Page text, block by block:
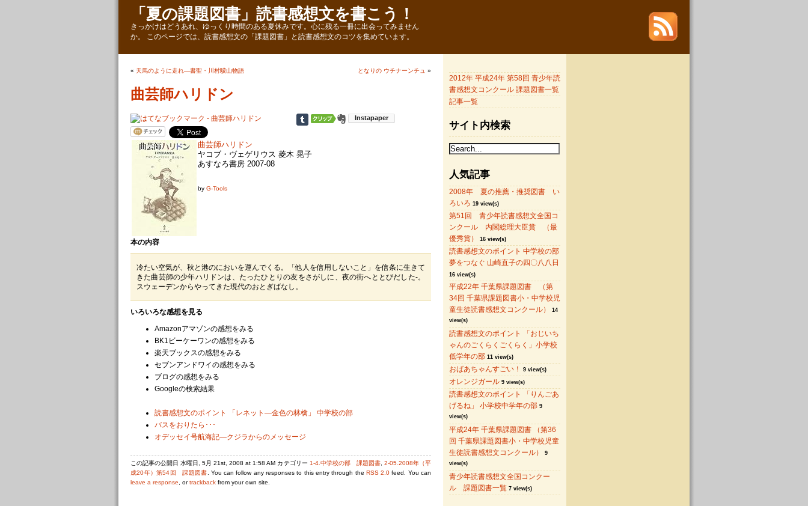
「夏の課題図書」読書感想文を書こう！
きっかけはどうあれ、ゆっくり時間のある夏休みです。心に残る一冊に出会ってみません
か。 このページでは、読書感想文の「課題図書」と読書感想文のコツを集めています。
« 天馬のように走れ―書聖・川村驥山物語 となりの ウチナーンチュ »
曲芸師ハリドン
曲芸師ハリドン
ヤコブ・ヴェゲリウス 菱木 晃子
あすなろ書房 2007-08
by G-Tools
本の内容
冷たい空気が、秋と港のにおいを運んでくる。「他人を信用しないこと」を信条に生きて
きた曲芸師の少年ハリドンは、たったひとりの友をさがしに、夜の街へととびだした-。
スウェーデンからやってきた現代のおとぎばなし。
いろいろな感想を見る
Amazonアマゾンの感想をみる
BK1ビーケーワンの感想をみる
楽天ブックスの感想をみる
セブンアンドワイの感想をみる
ブログの感想をみる
Googleの検索結果
読書感想文のポイント 「レネット―金色の林檎」 中学校の部
バスをおりたら･･･
オデッセイ号航海記―クジラからのメッセージ
この記事の公開日 水曜日, 5月 21st, 2008 at 1:58 AM カテゴリー 1-4.中学校の部 課題図書, 2-05.2008年（平
成20年）第54回 課題図書 . You can follow any responses to this entry through the RSS 2.0 feed. You can
leave a response , ortrackback from your own site.
2012年 平成24年 第58回 青少年読
書感想文コンクール 課題図書一覧
記事一覧
サイト内検索
人気記事
2008年 夏の推薦・推奨図書 い
ろいろ 19 view(s)
第51回 青少年読書感想文全国コ
ンクール 内閣総理大臣賞 （最
優秀賞）
16 view(s)
読書感想文のポイント 中学校の部
夢をつなぐ 山崎直子の四〇八八日
16 view(s)
平成22年 千葉県課題図書 （第
34回 千葉県課題図書小・中学校児
童生徒読書感想文コンクール）
14
view(s)
読書感想文のポイント 「おじいち
ゃんのごくらくごくらく」小学校
低学年の部 11 view(s)
おばあちゃんすごい！ 9 view(s)
オレンジガール 9 view(s)
読書感想文のポイント 「りんごあ
げるね」 小学校中学年の部 9
view(s)
平成24年 千葉県課題図書 （第36
回 千葉県課題図書小・中学校児童
生徒読書感想文コンクール）
9
view(s)
青少年読書感想文全国コンクー
ル 課題図書一覧 7 view(s)